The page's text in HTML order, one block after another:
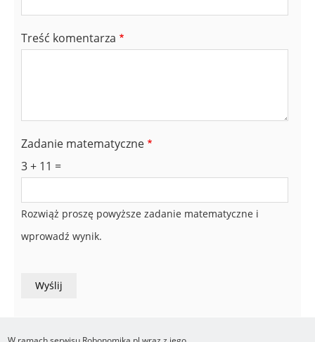
Treść komentarza
Zadanie matematyczne
3 + 11 =
Rozwiąż proszę powyższe zadanie matematyczne i
wprowadź wynik.